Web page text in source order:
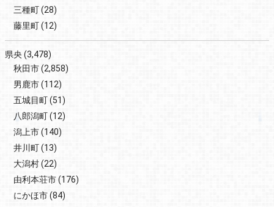
三種町(28)
藤里町(12)
県央(3,478)
秋田市(2,858)
男鹿市(112)
五城目町(51)
八郎潟町(12)
潟上市(140)
井川町(13)
大潟村(22)
由利本荘市(176)
にかほ市(84)